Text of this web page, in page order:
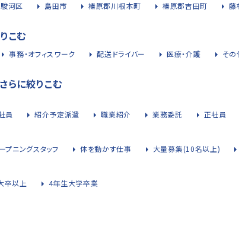
河区 島田市 榛原郡川根本町 榛原郡吉田町 藤
こむ
事務・オフィスワーク 配送ドライバー 医療・介護 その
らに絞りこむ
員 紹介予定派遣 職業紹介 業務委託 正社員
プニングスタッフ 体を動かす仕事 大量募集(10名以上)
卒以上 4年生大学卒業